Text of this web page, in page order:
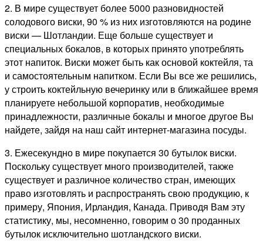
2. В мире существует более 5000 разновидностей
солодового виски, 90 % из них изготовляются на родине
виски — Шотландии. Еще больше существует и
специальных бокалов, в которых принято употреблять
этот напиток. Виски может быть как основой коктейля, та
и самостоятельным напитком. Если Вы все же решились,
у строить коктейльную вечеринку или в ближайшее время
планируете небольшой корпоратив, необходимые
принадлежности, различные бокалы и многое другое Вы
найдете, зайдя на наш сайт интернет-магазина посуды.
3. Ежесекундно в мире покупается 30 бутылок виски.
Поскольку существует много производителей, также
существует и различное количество стран, имеющих
право изготовлять и распространять свою продукцию, к
примеру, Япония, Ирландия, Канада. Приводя Вам эту
статистику, мы, несомненно, говорим о 30 проданных
бутылок исключительно шотландского виски.